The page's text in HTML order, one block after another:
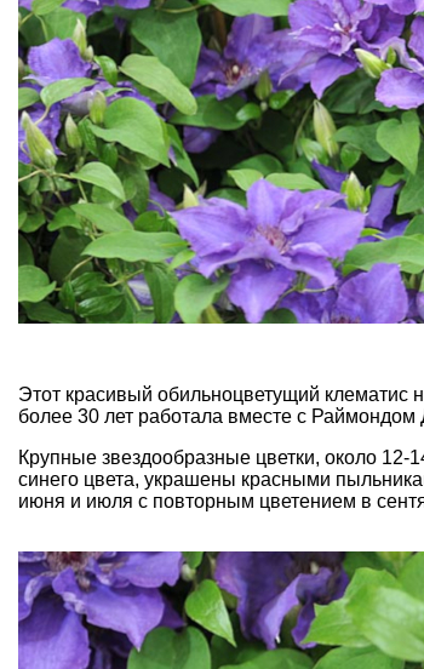
Этот красивый обильноцветущий клематис
более 30 лет работала вместе с
Крупные звездообразные цветки, около 12-
синего цвета, украшены красными
июня и июля с повторным цветением в